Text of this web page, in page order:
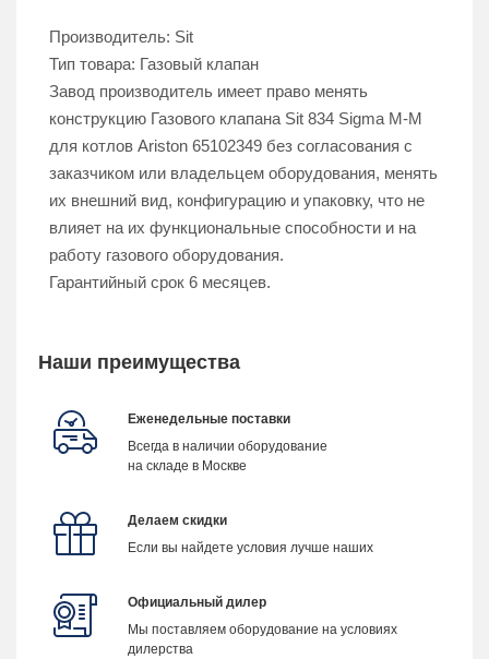
Производитель: Sit
Тип товара: Газовый клапан
Завод производитель имеет право менять
конструкцию Газового клапана Sit 834 Sigma M-M
для котлов Ariston 65102349 без согласования с
заказчиком или владельцем оборудования, менять
их внешний вид, конфигурацию и упаковку, что не
влияет на их функциональные способности и на
работу газового оборудования.
Гарантийный срок 6 месяцев.
Наши преимущества
Еженедельные поставки
Всегда в наличии оборудование
на складе в Москве
Делаем скидки
Если вы найдете условия лучше наших
Официальный дилер
Мы поставляем оборудование на условиях
дилерства